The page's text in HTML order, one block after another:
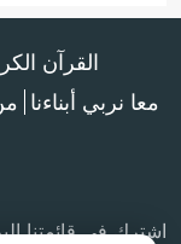
القرآن
معا نربي أبناءنا
اشترك في قائمتنا